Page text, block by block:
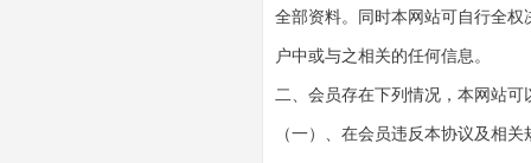
全部资料。同时本网站可自行全
户中或与之相关的任何信息。
二、会员存在下列情况，本网站
（一）、在会员违反本协议及相